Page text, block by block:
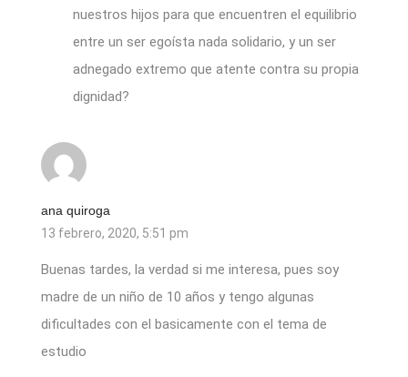
nuestros hijos para que encuentren el equilibrio
entre un ser egoísta nada solidario, y un ser
adnegado extremo que atente contra su propia
dignidad?
ana quiroga
13 febrero, 2020, 5:51 pm
Buenas tardes, la verdad si me interesa, pues soy
madre de un niño de 10 años y tengo algunas
dificultades con el basicamente con el tema de
estudio